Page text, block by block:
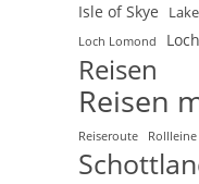
Isle of Skye
Loch Lomond
Reisen
Reisen
Reiseroute Rollleine